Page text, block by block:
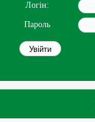
Логін:
Пароль